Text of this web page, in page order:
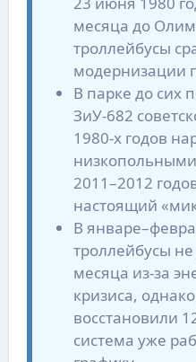
месяца до
троллейбусы
модернизации
В парке до сих
ЗиУ-682
1980-х годов
2011–2012
настоящий
В
троллейбусы
месяца из-за
кризиса,
восстановили
система уже